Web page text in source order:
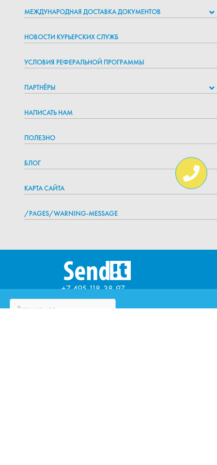
МЕЖДУНАРОДНАЯ ДОСТАВКА ДОКУМЕНТОВ
НОВОСТИ КУРЬЕРСКИХ СЛУЖБ
УСЛОВИЯ РЕФЕРАЛЬНОЙ ПРОГРАММЫ
ПАРТНЁРЫ
НАПИСАТЬ НАМ
ПОЛЕЗНО
БЛОГ
КАРТА САЙТА
/PAGES/WARNING-MESSAGE
+7 495 118-38-97